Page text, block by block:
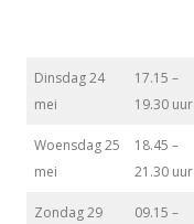
Dinsdag 24
mei
17.15 –
19.30 uur
Woensdag 25
mei
18.45 –
21.30 uur
Zondag 29
09.15 –